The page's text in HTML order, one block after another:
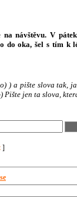
návštěvu. V
do oka, šel s tím k
) a pište slova tak,
jen ta slova,
]